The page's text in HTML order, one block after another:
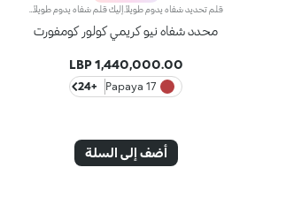
قلم تحديد شفاه يدوم طويلاً.إليك قلم شفاه يدوم طويلاً بألوان غنية يُحدّد أطراف شفتيك بدقة،ويمتاز بتركيبة سلسة تنساب على البشرة وتتغلغل فيها بسلاسة. ويُعدّ هذا المنتج مقاوماً للسيلان والماء، كما يُعزّز ثبات أحمر الشفاه من دون تلطّخ.منتج مُختبر من قبل أطباء الجلد.لا يؤدّي إلى ظهور الرؤوس السوداء.
محدد شفاه نيو كريمي كولور كومفورت
1,440,000.00 LBP
17 Papaya
+24
أضف إلى السلة